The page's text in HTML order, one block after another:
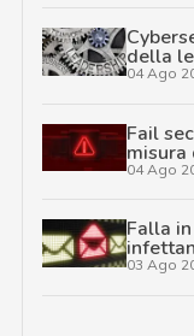
della
04 Ago
Fail
misura
04 Ago
Falla
03 Ago